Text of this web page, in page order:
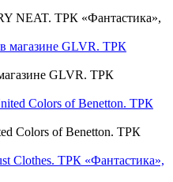
NEAT. ТРК «‎Фантастика»,
GLVR. ТРК
Colors of Benetton. ТРК